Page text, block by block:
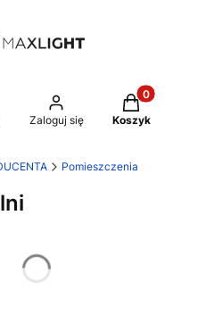
wyszukiwarkę
Zaloguj się
Produkty w
Koszyk
Pomieszczenia